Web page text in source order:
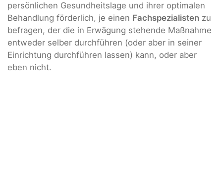
persönlichen Gesundheitslage und ihrer optimalen
Behandlung förderlich, je einen Fachspezialisten zu
befragen, der die in Erwägung stehende Maßnahme
entweder selber durchführen (oder aber in seiner
Einrichtung durchführen lassen) kann, oder aber
eben nicht.